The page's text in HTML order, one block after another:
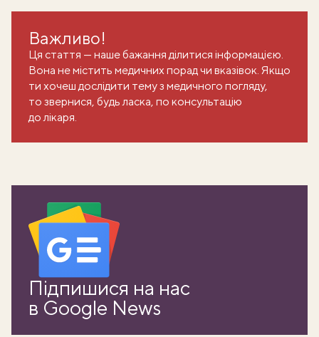
Важливо!
Ця стаття — наше бажання ділитися інформацією.
Вона не містить медичних порад чи вказівок. Якщо
ти хочеш дослідити тему з медичного погляду,
то звернися, будь ласка, по консультацію
до лікаря.
Підпишися на нас
в Google News